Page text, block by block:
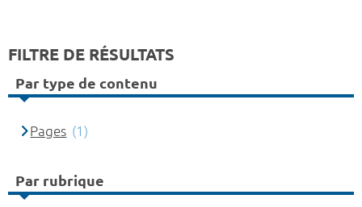
FILTRE DE RÉSULTATS
Par type de contenu
Pages (1)
Par rubrique